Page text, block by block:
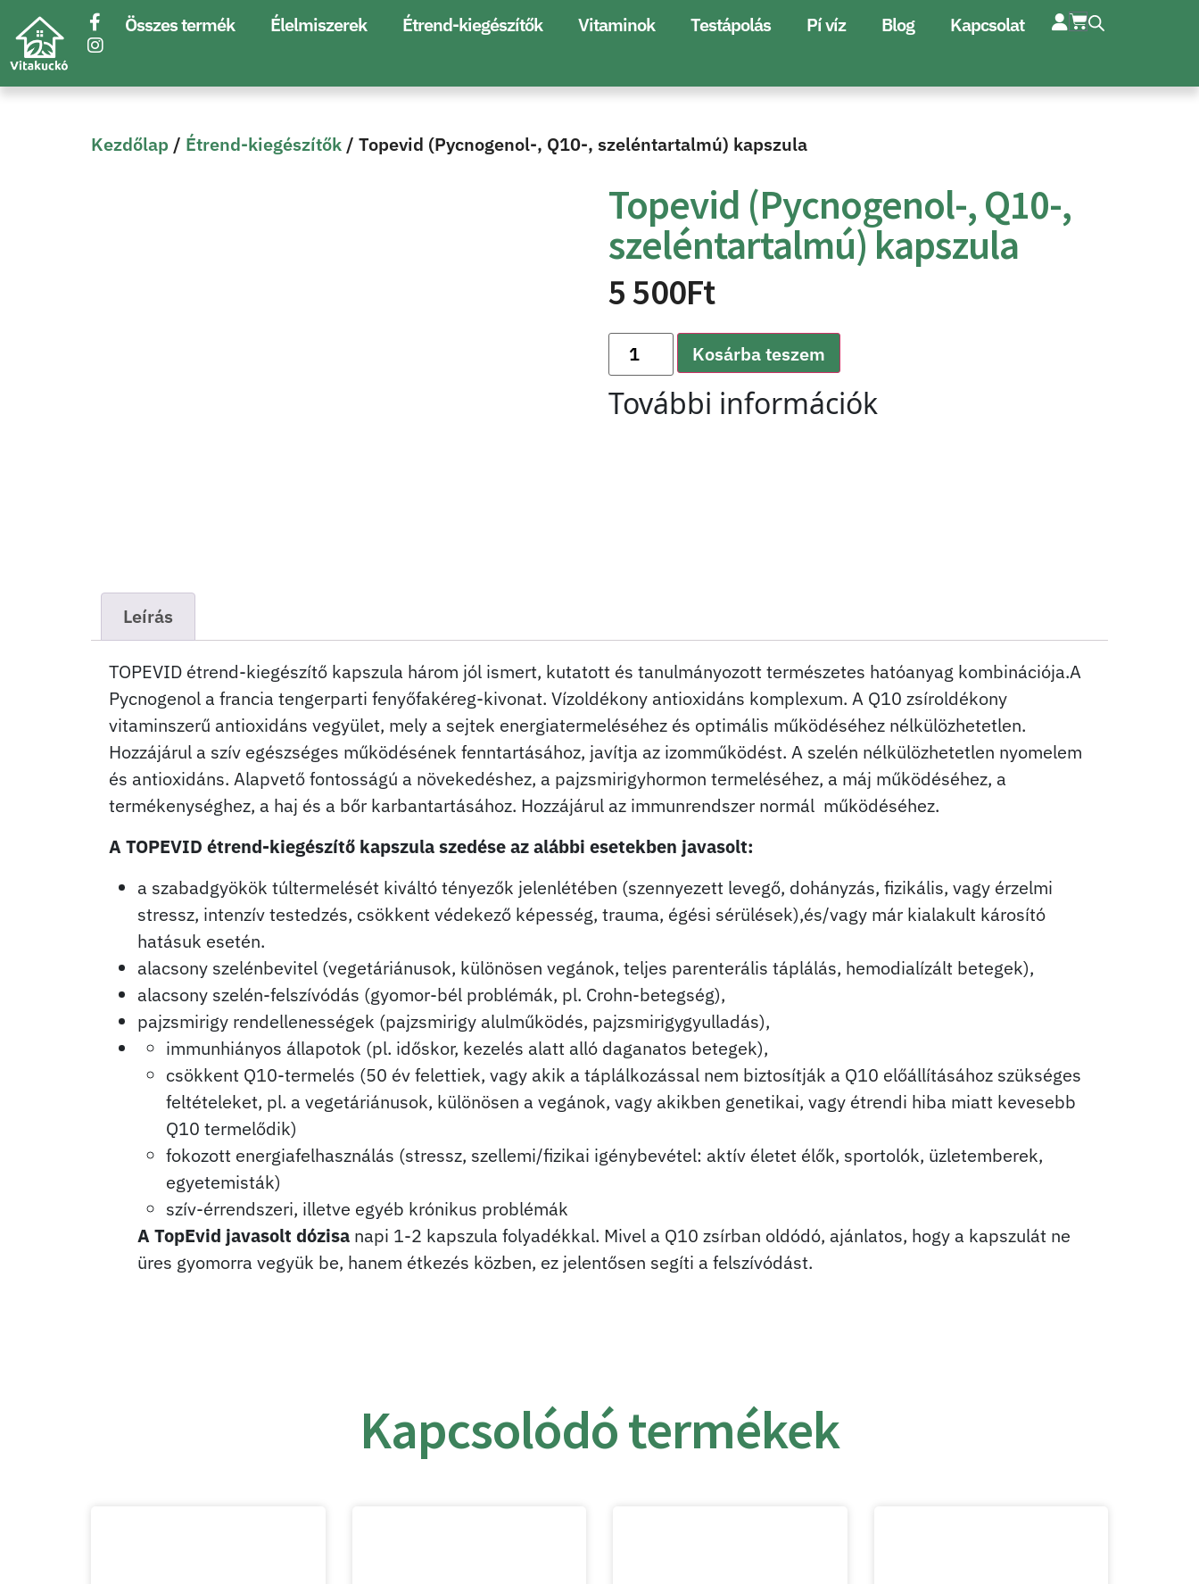
Összes termék Élelmiszerek Étrend-kiegészítők Vitaminok Testápolás Pí víz Blog Kapcsolat
Kezdőlap / Étrend-kiegészítők / Topevid (Pycnogenol-, Q10-, szeléntartalmú) kapszula
Topevid (Pycnogenol-, Q10-,
szeléntartalmú) kapszula
5 500Ft
Kosárba teszem
További információk
Leírás
TOPEVID étrend-kiegészítő kapszula három jól ismert, kutatott és tanulmányozott természetes hatóanyag kombinációja.A
Pycnogenol a francia tengerparti fenyőfakéreg-kivonat. Vízoldékony antioxidáns komplexum. A Q10 zsíroldékony
vitaminszerű antioxidáns vegyület, mely a sejtek energiatermeléséhez és optimális működéséhez nélkülözhetetlen.
Hozzájárul a szív egészséges működésének fenntartásához, javítja az izomműködést. A szelén nélkülözhetetlen nyomelem
és antioxidáns. Alapvető fontosságú a növekedéshez, a pajzsmirigyhormon termeléséhez, a máj működéséhez, a
termékenységhez, a haj és a bőr karbantartásához. Hozzájárul az immunrendszer normál működéséhez.
A TOPEVID étrend-kiegészítő kapszula szedése az alábbi esetekben javasolt:
a szabadgyökök túltermelését kiváltó tényezők jelenlétében (szennyezett levegő, dohányzás, fizikális, vagy érzelmi
stressz, intenzív testedzés, csökkent védekező képesség, trauma, égési sérülések),és/vagy már kialakult károsító
hatásuk esetén.
alacsony szelénbevitel (vegetáriánusok, különösen vegánok, teljes parenterális táplálás, hemodialízált betegek),
alacsony szelén-felszívódás (gyomor-bél problémák, pl. Crohn-betegség),
pajzsmirigy rendellenességek (pajzsmirigy alulműködés, pajzsmirigygyulladás),
immunhiányos állapotok (pl. időskor, kezelés alatt alló daganatos betegek),
csökkent Q10-termelés (50 év felettiek, vagy akik a táplálkozással nem biztosítják a Q10 előállításához szükséges
feltételeket, pl. a vegetáriánusok, különösen a vegánok, vagy akikben genetikai, vagy étrendi hiba miatt kevesebb
Q10 termelődik)
fokozott energiafelhasználás (stressz, szellemi/fizikai igénybevétel: aktív életet élők, sportolók, üzletemberek,
egyetemisták)
szív-érrendszeri, illetve egyéb krónikus problémák
A TopEvid javasolt dózisa napi 1-2 kapszula folyadékkal. Mivel a Q10 zsírban oldódó, ajánlatos, hogy a kapszulát ne
üres gyomorra vegyük be, hanem étkezés közben, ez jelentősen segíti a felszívódást.
Kapcsolódó termékek